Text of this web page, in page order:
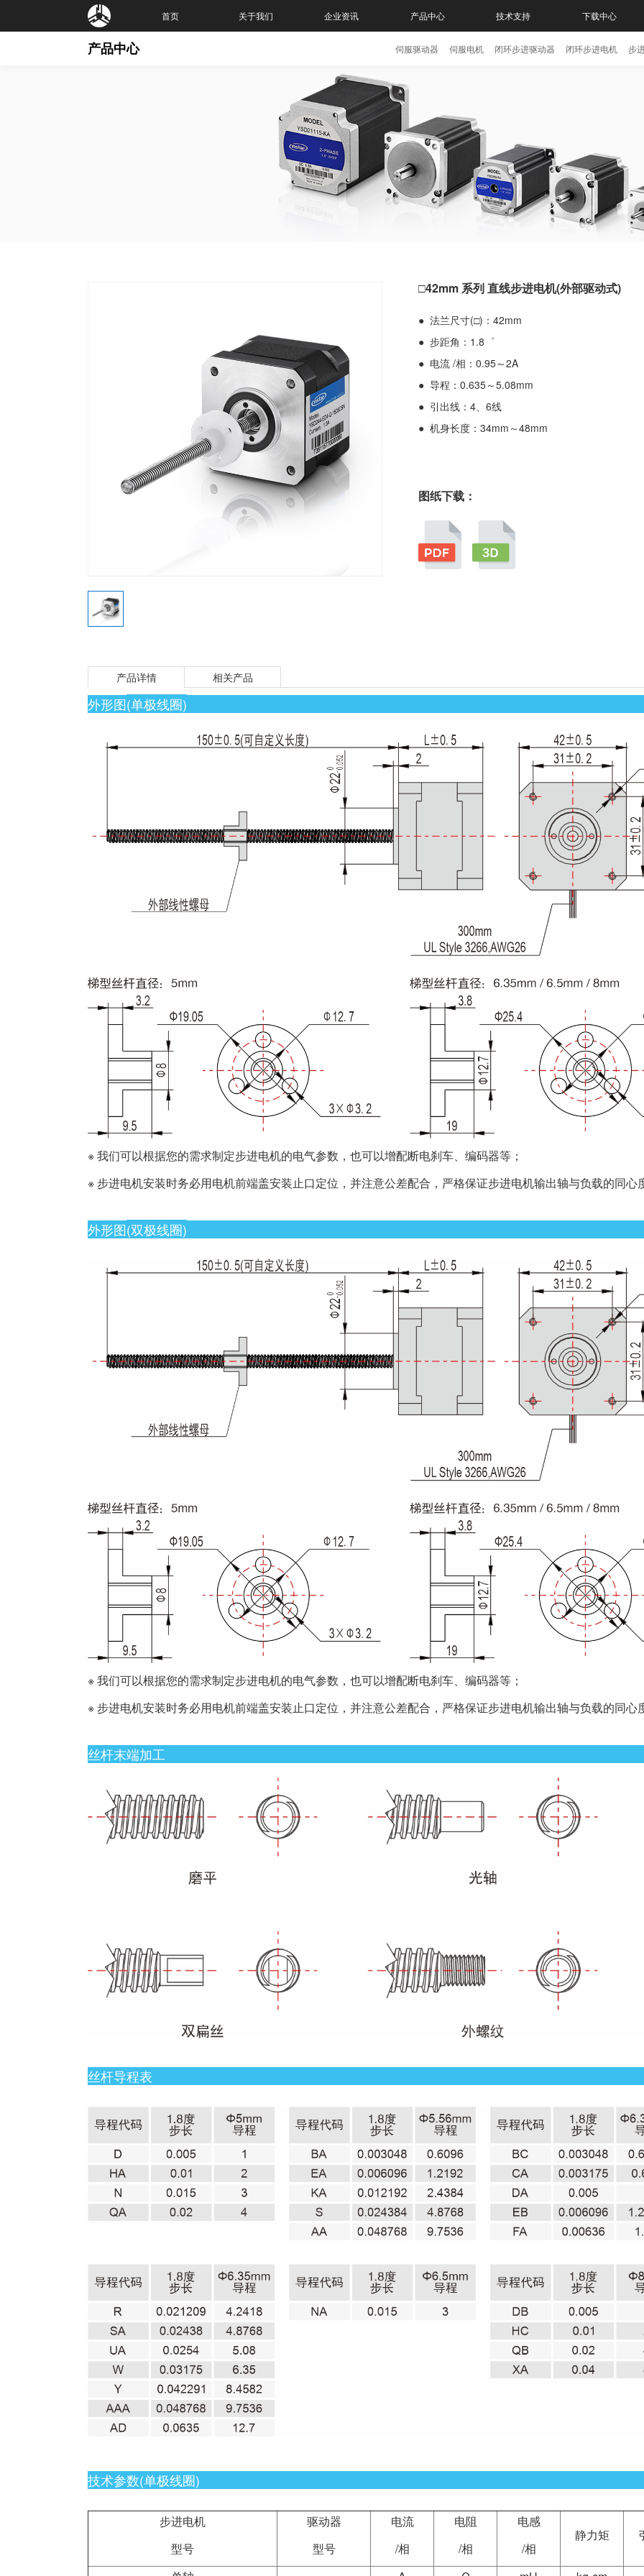
首页 关于我们 企业资讯 产品中心 技术支持 下载中心
产品中心 伺服驱动器 伺服电机 闭环步进驱动器 闭环步进电机 步
□42mm 系列 直线步进电机(外部驱动式)
● 法兰尺寸(□)：42mm
● 步距角：1.8゜
● 电流 /相：0.95～2A
● 导程：0.635～5.08mm
● 引出线：4、6线
● 机身长度：34mm～48mm
图纸下载：
产品详情 相关产品
外形图(单极线圈)
※ 我们可以根据您的需求制定步进电机的电气参数，也可以增配断电刹车、编码器等；
※ 步进电机安装时务必用电机前端盖安装止口定位，并注意公差配合，严格保证步进电机输出轴与负载的同心
外形图(双极线圈)
※ 我们可以根据您的需求制定步进电机的电气参数，也可以增配断电刹车、编码器等；
※ 步进电机安装时务必用电机前端盖安装止口定位，并注意公差配合，严格保证步进电机输出轴与负载的同心
丝杆末端加工
丝杆导程表
技术参数(单极线圈)
步进电机
型号
驱动器
型号
电流
/相
电阻
/相
电感
/相
静力矩